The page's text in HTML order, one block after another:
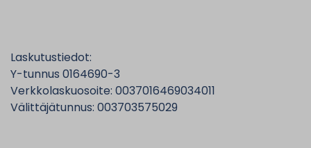
Laskutustiedot:
Y-tunnus 0164690-3
Verkkolaskuosoite: 0037016469034011
Välittäjätunnus: 003703575029